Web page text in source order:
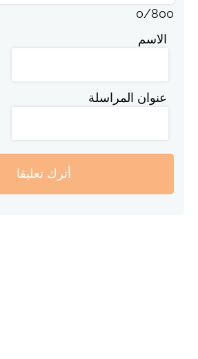
0/800
الاسم
عنوان المراسلة
أترك تعليقا